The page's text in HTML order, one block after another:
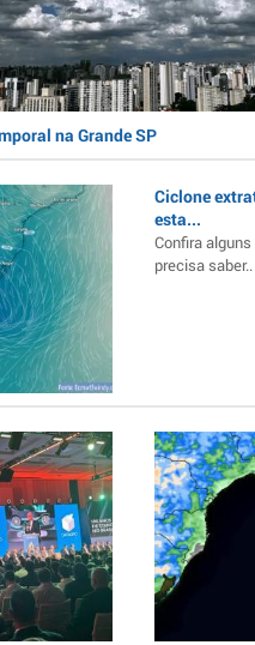
na Grande SP
Ciclone
esta...
Confira
precisa saber..